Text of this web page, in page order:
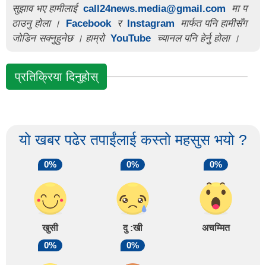
सुझाव भए हामीलाई call24news.media@gmail.com
मा प
ठाउनु होला ।
Facebook र Instagram
मार्फत पनि हामीसँग
जोडिन सक्नुहुनेछ । हाम्रो YouTube च्यानल पनि हेर्नु होला ।
प्रतिक्रिया दिनुहोस्
यो खबर पढेर तपाईंलाई कस्तो महसुस भयो ?
0%
खुसी
0%
दु :खी
0%
अचम्मित
0%
0%